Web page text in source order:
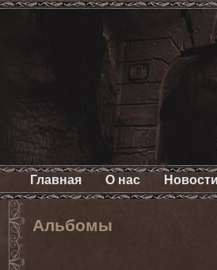
Главная О нас Новости
Альбомы